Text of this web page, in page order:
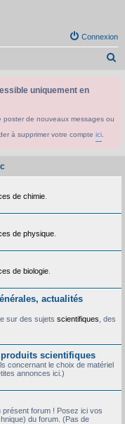
Connexion
h
uniquement en
poster de nouveaux messages ou
à supprimer votre compte ici
de chimie
de physique
de biologie
actualités
sur des sujets scientifiques , des
scientifiques
concernant le choix de matériel
annonces ici.)
forum ! Posez ici vos
du forum. (Pas de